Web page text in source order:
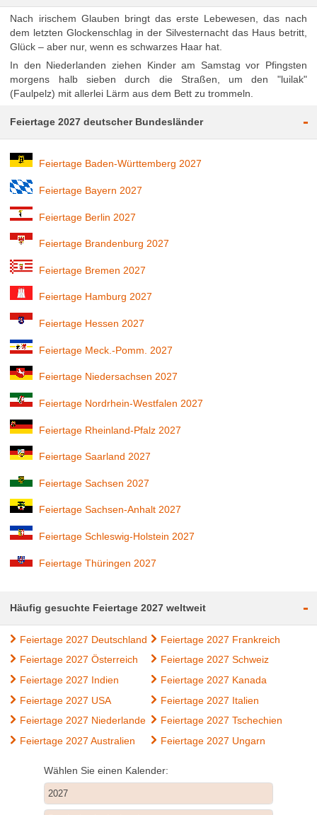
Nach irischem Glauben bringt das erste Lebewesen, das nach
dem letzten Glockenschlag in der Silvesternacht das Haus betritt,
Glück – aber nur, wenn es schwarzes Haar hat.
In den Niederlanden ziehen Kinder am Samstag vor Pfingsten
morgens halb sieben durch die Straßen, um den "luilak"
(Faulpelz) mit allerlei Lärm aus dem Bett zu trommeln.
Feiertage 2027 deutscher Bundesländer -
Feiertage Baden-Württemberg 2027
Feiertage Bayern 2027
Feiertage Berlin 2027
Feiertage Brandenburg 2027
Feiertage Bremen 2027
Feiertage Hamburg 2027
Feiertage Hessen 2027
Feiertage Meck.-Pomm. 2027
Feiertage Niedersachsen 2027
Feiertage Nordrhein-Westfalen 2027
Feiertage Rheinland-Pfalz 2027
Feiertage Saarland 2027
Feiertage Sachsen 2027
Feiertage Sachsen-Anhalt 2027
Feiertage Schleswig-Holstein 2027
Feiertage Thüringen 2027
Häufig gesuchte Feiertage 2027 weltweit -
Feiertage 2027 Deutschland
Feiertage 2027 Frankreich
Feiertage 2027 Österreich
Feiertage 2027 Schweiz
Feiertage 2027 Indien
Feiertage 2027 Kanada
Feiertage 2027 USA
Feiertage 2027 Italien
Feiertage 2027 Niederlande
Feiertage 2027 Tschechien
Feiertage 2027 Australien
Feiertage 2027 Ungarn
Wählen Sie einen Kalender: